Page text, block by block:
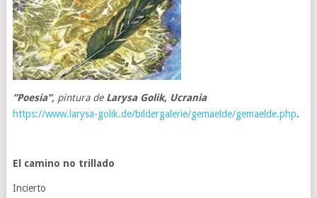
”Poesia”, pintura deLarysa Golik, Ucrania
https://www.larysa-golik.de/bildergalerie/gemaelde/gemaelde.php.
El camino no trillado
Incierto